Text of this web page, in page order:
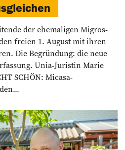
der ehemaligen Migros-
freien 1. August mit ihren
Die Begründung: die neue
Unia-Juristin Marie
SCHÖN: Micasa-